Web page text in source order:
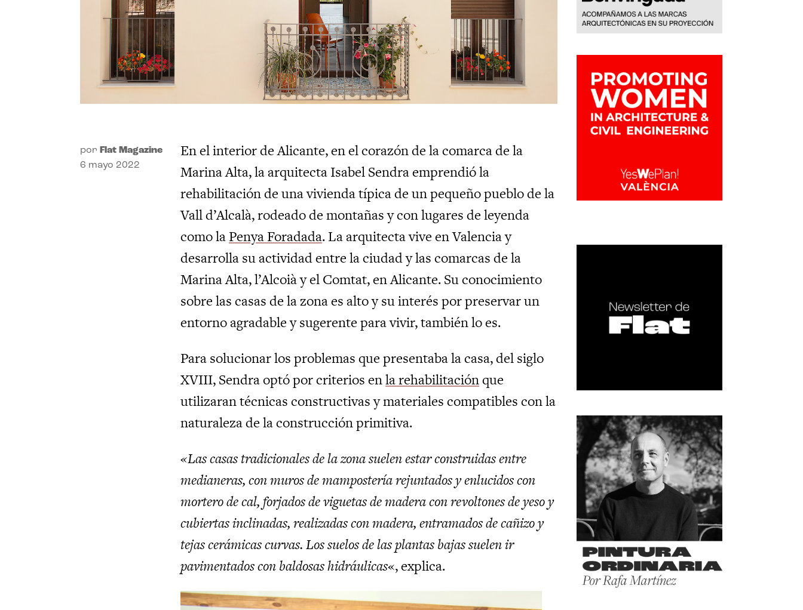
por Flat Magazine
6 mayo 2022
En el interior de Alicante, en el corazón de la comarca de la
Marina Alta, la arquitecta Isabel Sendra emprendió la
rehabilitación de una vivienda típica de un pequeño pueblo de la
Vall d’Alcalà, rodeado de montañas y con lugares de leyenda
como laPenya Foradada. La arquitecta vive en Valencia y
desarrolla su actividad entre la ciudad y las comarcas de la
Marina Alta, l’Alcoià y el Comtat, en Alicante. Su conocimiento
sobre las casas de la zona es alto y su interés por preservar un
entorno agradable y sugerente para vivir, también lo es.
Para solucionar los problemas que presentaba la casa, del siglo
XVIII, Sendra optó por criterios enla rehabilitaciónque
utilizaran técnicas constructivas y materiales compatibles con la
naturaleza de la construcción primitiva.
«Las casas tradicionales de la zona suelen estar construidas entre
medianeras, con muros de mampostería rejuntados y enlucidos con
mortero de cal, forjados de viguetas de madera con revoltones de yeso y
cubiertas inclinadas, realizadas con madera, entramados de cañizo y
tejas cerámicas curvas. Los suelos de las plantas bajas suelen ir
pavimentados con baldosas hidráulicas«, explica.